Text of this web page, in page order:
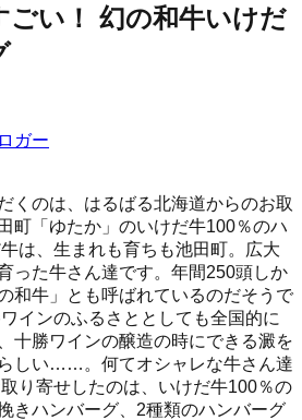
ごい！ 幻の和牛いけだ
ガー
くのは、はるばる北海道からのお取
町「ゆたか」のいけだ牛100％のハ
は、生まれも育ちも池田町。広大
った牛さん達です。年間250頭しか
和牛」とも呼ばれているのだそうで
インのふるさととしても全国的に
十勝ワインの醸造の時にできる澱を
しい……。何てオシャレな牛さん達
り寄せしたのは、いけだ牛100％の
きハンバーグ、2種類のハンバーグ